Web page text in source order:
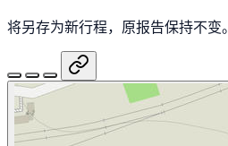
将另存为新行程，原报告保持不变。